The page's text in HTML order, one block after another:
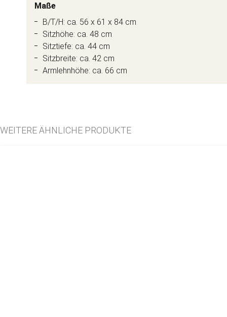
Maße
B/T/H: ca. 56 x 61 x 84 cm
Sitzhöhe: ca. 48 cm
Sitztiefe: ca. 44 cm
Sitzbreite: ca. 42 cm
Armlehnhöhe: ca. 66 cm
WEITERE ÄHNLICHE PRODUKTE